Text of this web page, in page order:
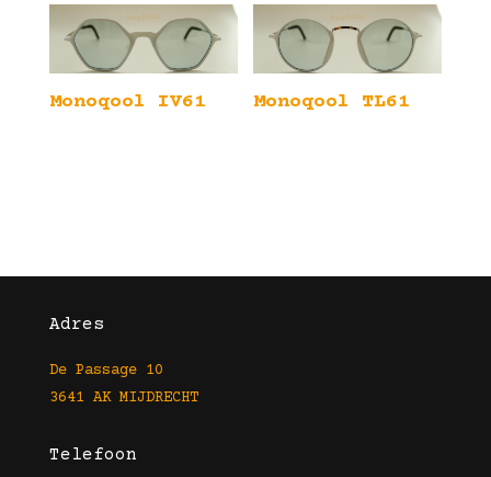
Monoqool IV61 Monoqool TL61
Adres
De Passage 10
3641 AK MIJDRECHT
Telefoon